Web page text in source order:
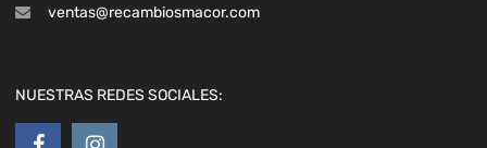
ventas@recambiosmacor.com
NUESTRAS REDES SOCIALES: